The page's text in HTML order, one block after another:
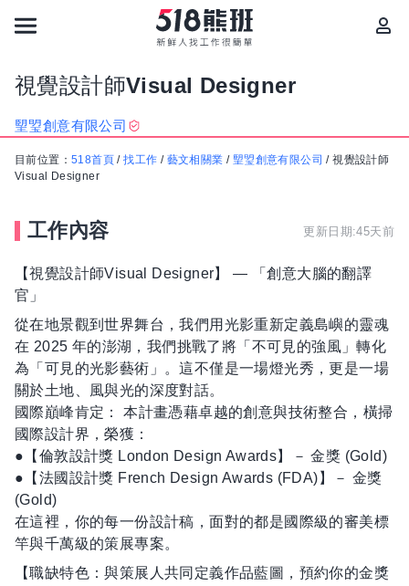
視覺設計師Visual Designer
朢琞創意有限公司
目前位置： 518首頁 /找工作 / 藝文相關業 / 朢琞創意有限公司 /視覺設計師
Visual Designer
工作內容 更新日期:45天前
【視覺設計師Visual Designer】 — 「創意大腦的翻譯
官」
從在地景觀到世界舞台，我們用光影重新定義島嶼的靈魂
在 2025 年的澎湖，我們挑戰了將「不可見的強風」轉化
為「可見的光影藝術」。這不僅是一場燈光秀，更是一場
關於土地、風與光的深度對話。
國際巔峰肯定： 本計畫憑藉卓越的創意與技術整合，橫掃
國際設計界，榮獲：
●【倫敦設計獎 London Design Awards】－ 金獎 (Gold)
●【法國設計獎 French Design Awards (FDA)】－ 金獎
(Gold)
在這裡，你的每一份設計稿，面對的都是國際級的審美標
竿與千萬級的策展專案。
【職缺特色：與策展人共同定義作品藍圖，預約你的金獎